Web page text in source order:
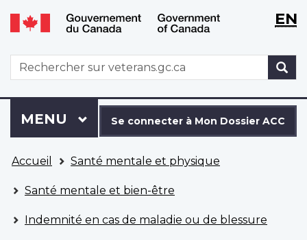
Aller
au
principal
Passer
à
version
HTML
simplifiée
WxT
WxTEN
WxT
Search
form
connecter
à
Dossier
ACC
Se connecter à Mon Dossier ACC
Menu
MENU PRINCIPAL
êtes
ici
Accueil Santé mentale et physique
Santé mentale et bien-être
Indemnité en cas de maladie ou de blessure